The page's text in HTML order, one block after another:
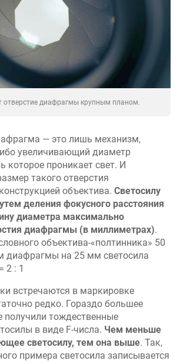
отверстие диафрагмы крупным планом.
— это лишь механизм,
увеличивающий диаметр
которое проникает свет. И
такого отверстия
объектива. Светосилу
деления фокусного расстояния
диаметра максимально
диафрагмы (в миллиметрах).
объектива-«полтинника» 50
диафрагмы на 25 мм светосила
2 : 1
встречаются в маркировке
редко. Гораздо большее
получили тождественные
в виде F-числа. Чем меньше
светосилу, тем она выше. Так,
примера светосила записывается